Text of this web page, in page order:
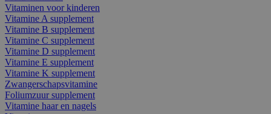
Vitaminen voor kinderen
Vitamine A supplement
Vitamine B supplement
Vitamine C supplement
Vitamine D supplement
Vitamine E supplement
Vitamine K supplement
Zwangerschapsvitamine
Foliumzuur supplement
Vitamine haar en nagels